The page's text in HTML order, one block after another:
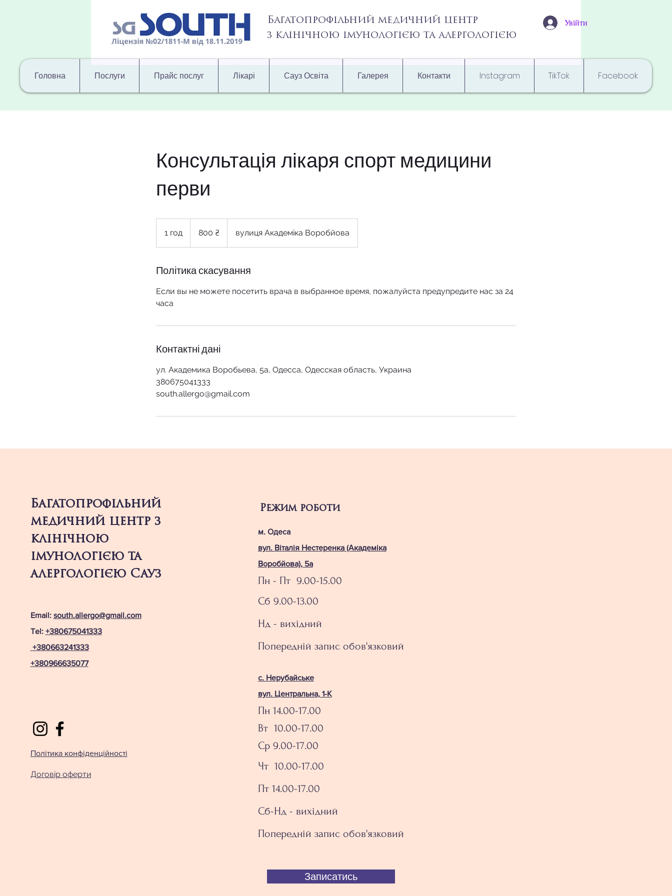
Увійти
Головна Послуги Прайс послуг Лікарі Сауз Освіта Галерея Контакти Instagram TikTok Facebook
Багатопрофільний медичний центр
з клінічною імунологією та алергологією
Консультація лікаря спорт медицини
перви
1 год
г
гривень
800 ₴ вулиця Академіка Воробйова
Політика скасування
Если вы не можете посетить врача в выбранное время, пожалуйста предупредите нас за 24
часа
Контактні дані
ул. Академика Воробьева, 5а, Одесса, Одесская область, Украина
380675041333
south.allergo@gmail.com
Багатопрофільний
медичний центр з
клінічною
імунологією та
алергологією Сауз
Email: south.allergo@gmail.com
Tel: +380675041333
+380663241333
+380966635077
Політика конфіденційності
Договір оферти
Режим роботи
м. Одеса
вул. Віталія Нестеренка (Академіка
Воробйова), 5а
Пн - Пт 9.00-15.00
Сб 9.00-13.00
Нд - вихідний
Попередній запис обов'язковий
с. Нерубайське
вул. Центральна, 1-К
Пн 14.00-17.00
Вт 10.00-17.00
Ср 9.00-17.00
Чт 10.00-17.00
Пт 14.00-17.00
Сб-Нд - вихідний
Попередній запис обов'язковий
Записатись